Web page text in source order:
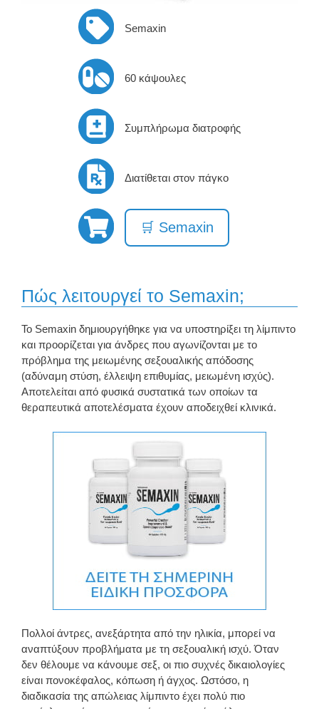
Semaxin
60 κάψουλες
Συμπλήρωμα διατροφής
Διατίθεται στον πάγκο
🛒 Semaxin
Πώς λειτουργεί το Semaxin;
Το Semaxin δημιουργήθηκε για να υποστηρίξει τη λίμπιντο
και προορίζεται για άνδρες που αγωνίζονται με το
πρόβλημα της μειωμένης σεξουαλικής απόδοσης
(αδύναμη στύση, έλλειψη επιθυμίας, μειωμένη ισχύς).
Αποτελείται από φυσικά συστατικά των οποίων τα
θεραπευτικά αποτελέσματα έχουν αποδειχθεί κλινικά.
Πολλοί άντρες, ανεξάρτητα από την ηλικία, μπορεί να
αναπτύξουν προβλήματα με τη σεξουαλική ισχύ. Όταν
δεν θέλουμε να κάνουμε σεξ, οι πιο συχνές δικαιολογίες
είναι πονοκέφαλος, κόπωση ή άγχος. Ωστόσο, η
διαδικασία της απώλειας λίμπιντο έχει πολύ πιο